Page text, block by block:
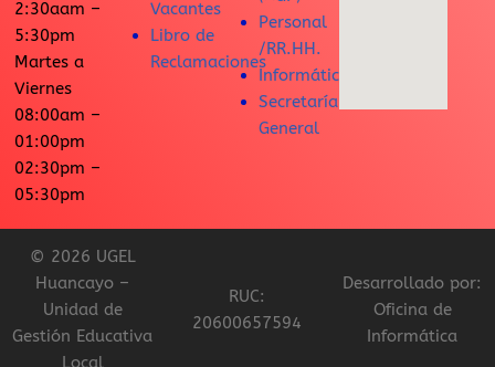
2:30aam –
5:30pm
Martes a
Viernes
08:00am –
01:00pm
02:30pm –
05:30pm
Vacantes
Libro de
Reclamaciones
Personal
/RR.HH.
Informática
Secretaría
General
© 2026 UGEL
Huancayo –
Unidad de
Gestión Educativa
Local
RUC:
20600657594
Desarrollado por:
Oficina de
Informática